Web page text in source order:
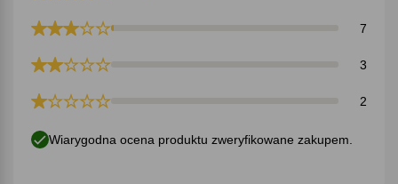
7
3
2
Wiarygodna ocena produktu zweryfikowane zakupem.